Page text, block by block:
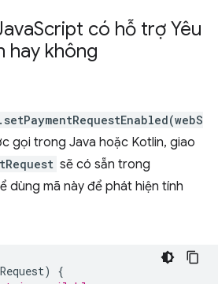
Script có hỗ trợ Yêu
hay không
gọi trong Java hoặc Kotlin, giao
sẽ có sẵn trong
dùng mã này để phát hiện tính
)
{